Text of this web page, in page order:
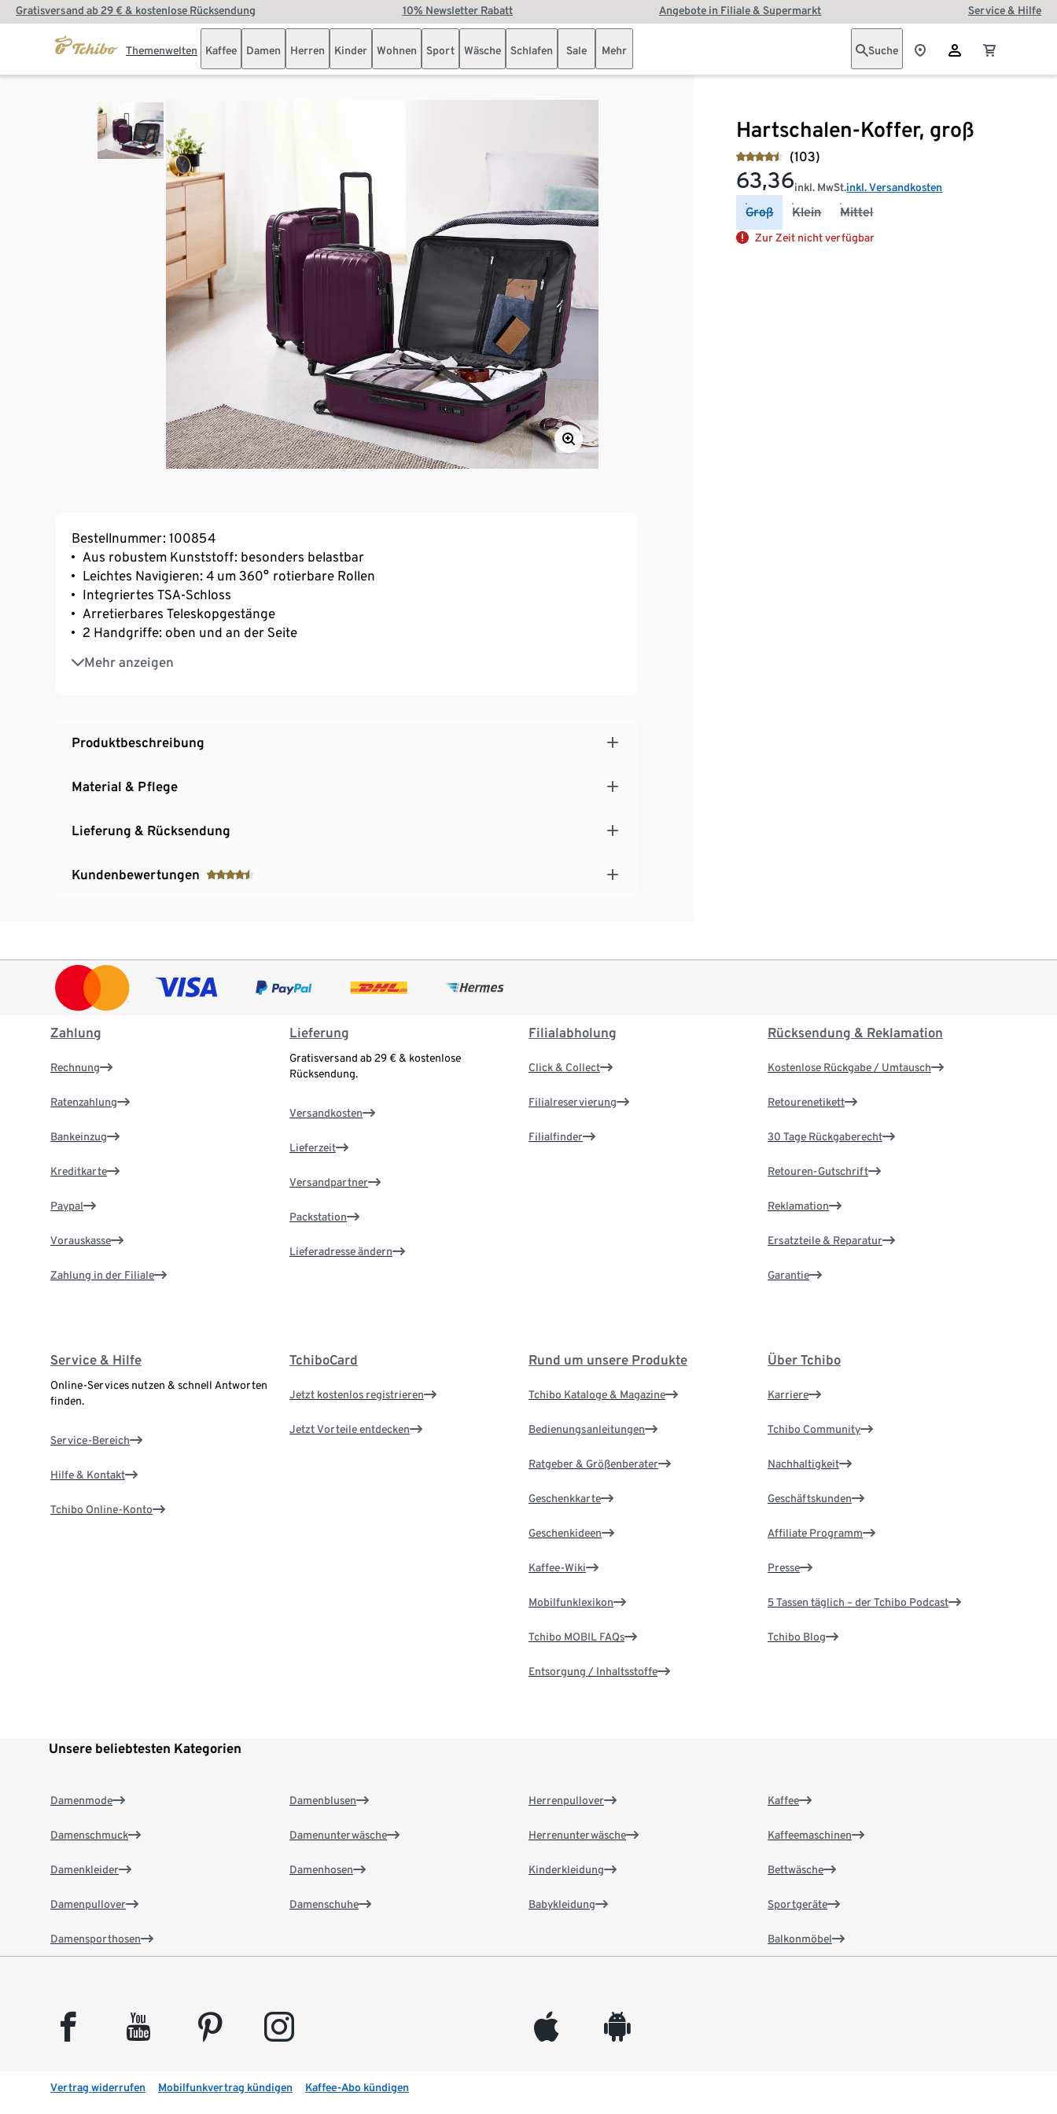
Gratisversand ab 29 € & kostenlose Rücksendung 10% Newsletter Rabatt Angebote in Filiale & Supermarkt Service & Hilfe
Themenwelten Kaffee Damen Herren Kinder Wohnen Sport Wäsche Schlafen Sale Mehr Suche
Hartschalen-Koffer, groß
(103)
63,36inkl. MwSt.inkl. Versandkosten
Groß Klein Mittel
Zur Zeit nicht verfügbar
Bestellnummer: 100854
Aus robustem Kunststoff: besonders belastbar
Leichtes Navigieren: 4 um 360° rotierbare Rollen
Integriertes TSA-Schloss
Arretierbares Teleskopgestänge
2 Handgriffe: oben und an der Seite
Mehr anzeigen
Innenraum mit Fixier-Spanngurten, Reißverschluss-Trennwand und Mesh-Tasche mit
Reißverschluss
Produktbeschreibung
Material & Pflege
Lieferung & Rücksendung
Kundenbewertungen
Zahlung
Rechnung
Ratenzahlung
Bankeinzug
Kreditkarte
Paypal
Vorauskasse
Zahlung in der Filiale
Lieferung
Gratisversand ab 29 € & kostenlose
Rücksendung.
Versandkosten
Lieferzeit
Versandpartner
Packstation
Lieferadresse ändern
Filialabholung
Click & Collect
Filialreservierung
Filialfinder
Rücksendung & Reklamation
Kostenlose Rückgabe / Umtausch
Retourenetikett
30 Tage Rückgaberecht
Retouren-Gutschrift
Reklamation
Ersatzteile & Reparatur
Garantie
Service & Hilfe
Online-Services nutzen & schnell Antworten
finden.
Service-Bereich
Hilfe & Kontakt
Tchibo Online-Konto
TchiboCard
Jetzt kostenlos registrieren
Jetzt Vorteile entdecken
Rund um unsere Produkte
Tchibo Kataloge & Magazine
Bedienungsanleitungen
Ratgeber & Größenberater
Geschenkkarte
Geschenkideen
Kaffee-Wiki
Mobilfunklexikon
Tchibo MOBIL FAQs
Entsorgung / Inhaltsstoffe
Über Tchibo
Karriere
Tchibo Community
Nachhaltigkeit
Geschäftskunden
Affiliate Programm
Presse
5 Tassen täglich – der Tchibo Podcast
Tchibo Blog
Unsere beliebtesten Kategorien
Damenmode
Damenschmuck
Damenkleider
Damenpullover
Damensporthosen
Damenblusen
Damenunterwäsche
Damenhosen
Damenschuhe
Herrenpullover
Herrenunterwäsche
Kinderkleidung
Babykleidung
Kaffee
Kaffeemaschinen
Bettwäsche
Sportgeräte
Balkonmöbel
facebook youtube pinterest instagram appleinc android
Vertrag widerrufen Mobilfunkvertrag kündigen Kaffee-Abo kündigen